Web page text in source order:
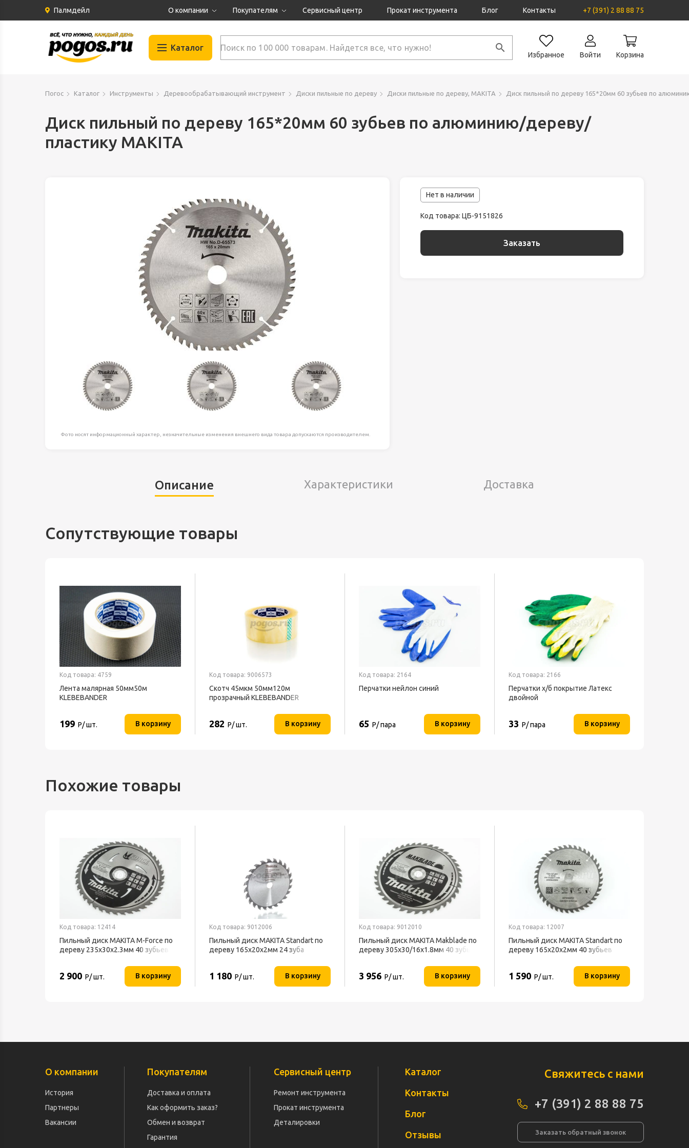
Палмдейл О компании
Партнеры
Документация
Покупателям
Как оформить заказ?
Сервисный центр Прокат инструмента Блог Контакты +7 (391) 2 88 88 75
Каталог
Газосварка
Запчасти для инструмента
Инструменты
Материалы
Оборудование
Оборудование для работ на
высоте
Пневматика, Гидравлика
Промышленная химия
Распродажа
Расходные материалы и
оснастка
Сантехника
Такелаж
Товары для дома, сада, отдыха
Электротовары
Избранное Войти Корзина
Погос Каталог Инструменты Деревообрабатывающий инструмент Диски пильные по дереву Диски пильные по дереву, MAKITA Диск пильный по дереву 165*20мм 60 зубьев по
Диск пильный по дереву 165*20мм 60 зубьев по алюминию/дереву/
пластику MAKITA
Фото носят информационный характер, незначительные изменения внешнего вида товара допускаются производителем.
Нет в наличии
Код товара: ЦБ-9151826
Заказать
Описание Характеристики Доставка
Сопутствующие товары
Код товара: 4759
Лента малярная 50мм50м
KLEBEBANDER
199 Р/ шт. В корзину
Код товара: 9006573
Скотч 45мкм 50мм120м
прозрачный KLEBEBANDER
282 Р/ шт. В корзину
Код товара: 2164
Перчатки нейлон синий
65 Р/ пара В корзину
Код товара: 2166
Перчатки х/б покрытие Латекс
двойной
33 Р/ пара В корзину
Похожие товары
Код товара: 12414
Пильный диск MAKITA M-Force по
дереву 235х30х2.3мм 40 зубьев
2 900 Р/ шт. В корзину
Код товара: 9012006
Пильный диск MAKITA Standart по
дереву 165х20х2мм 24 зуба
1 180 Р/ шт. В корзину
Код товара: 9012010
Пильный диск MAKITA Makblade по
дереву 305х30/16х1.8мм 40 зубьев
3 956 Р/ шт. В корзину
Код товара: 12007
Пильный диск MAKITA Standart по
дереву 165х20х2мм 40 зубьев
1 590 Р/ шт. В корзину
О компании
История
Партнеры
Вакансии
Покупателям
Доставка и оплата
Как оформить заказ?
Обмен и возврат
Гарантия
Сервисный центр
Ремонт инструмента
Прокат инструмента
Деталировки
Каталог
Контакты
Блог
Отзывы
Свяжитесь с нами
+7 (391) 2 88 88 75
Заказать обратный звонок